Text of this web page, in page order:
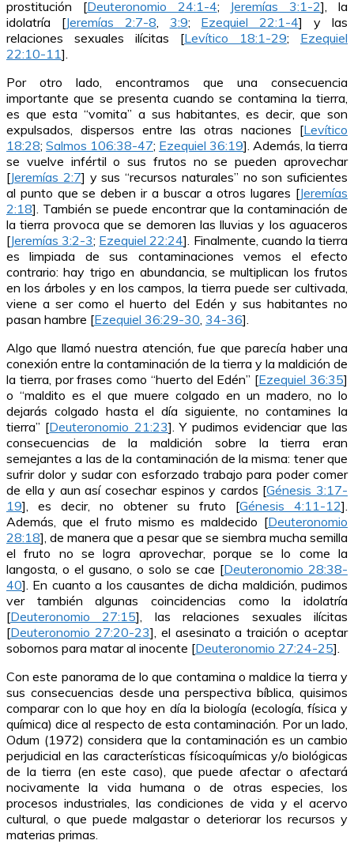
prostitución [Deuteronomio 24:1-4; Jeremías 3:1-2], la
idolatría [Jeremías 2:7-8, 3:9; Ezequiel 22:1-4] y las
relaciones sexuales ilícitas [Levítico 18:1-29; Ezequiel
22:10-11].
Por otro lado, encontramos que una consecuencia
importante que se presenta cuando se contamina la tierra,
es que esta “vomita” a sus habitantes, es decir, que son
expulsados, dispersos entre las otras naciones [Levítico
18:28; Salmos 106:38-47; Ezequiel 36:19]. Además, la tierra
se vuelve infértil o sus frutos no se pueden aprovechar
[Jeremías 2:7] y sus “recursos naturales” no son suficientes
al punto que se deben ir a buscar a otros lugares [Jeremías
2:18]. También se puede encontrar que la contaminación de
la tierra provoca que se demoren las lluvias y los aguaceros
[Jeremías 3:2-3; Ezequiel 22:24]. Finalmente, cuando la tierra
es limpiada de sus contaminaciones vemos el efecto
contrario: hay trigo en abundancia, se multiplican los frutos
en los árboles y en los campos, la tierra puede ser cultivada,
viene a ser como el huerto del Edén y sus habitantes no
pasan hambre [Ezequiel 36:29-30, 34-36].
Algo que llamó nuestra atención, fue que parecía haber una
conexión entre la contaminación de la tierra y la maldición de
la tierra, por frases como “huerto del Edén” [Ezequiel 36:35]
o “maldito es el que muere colgado en un madero, no lo
dejarás colgado hasta el día siguiente, no contamines la
tierra” [Deuteronomio 21:23]. Y pudimos evidenciar que las
consecuencias de la maldición sobre la tierra eran
semejantes a las de la contaminación de la misma: tener que
sufrir dolor y sudar con esforzado trabajo para poder comer
de ella y aun así cosechar espinos y cardos [Génesis 3:17-
19], es decir, no obtener su fruto [Génesis 4:11-12].
Además, que el fruto mismo es maldecido [Deuteronomio
28:18], de manera que a pesar que se siembra mucha semilla
el fruto no se logra aprovechar, porque se lo come la
langosta, o el gusano, o solo se cae [Deuteronomio 28:38-
40]. En cuanto a los causantes de dicha maldición, pudimos
ver también algunas coincidencias como la idolatría
[Deuteronomio 27:15], las relaciones sexuales ilícitas
[Deuteronomio 27:20-23], el asesinato a traición o aceptar
sobornos para matar al inocente [Deuteronomio 27:24-25].
Con este panorama de lo que contamina o maldice la tierra y
sus consecuencias desde una perspectiva bíblica, quisimos
comparar con lo que hoy en día la biología (ecología, física y
química) dice al respecto de esta contaminación. Por un lado,
Odum (1972) considera que la contaminación es un cambio
perjudicial en las características físicoquímicas y/o biológicas
de la tierra (en este caso), que puede afectar o afectará
nocivamente la vida humana o de otras especies, los
procesos industriales, las condiciones de vida y el acervo
cultural, o que puede malgastar o deteriorar los recursos y
materias primas.